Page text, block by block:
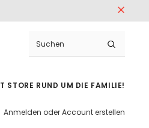
STORE RUND UM DIE FAMILIE!
Anmelden oderAccount erstellen